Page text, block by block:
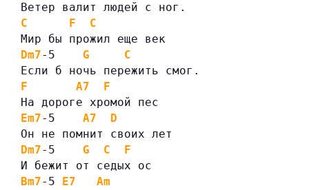
Ветер валит людей с ног.
C
F
C
Мир бы прожил еще век
Dm7-5 G
C
Если б ночь пережить смог.
F
A7
F
На дороге хромой пес
Em7-5 A7
D
Он не помнит своих лет
Dm7-5 G C
F
И бежит от седых ос
Bm7-5 E7
Am